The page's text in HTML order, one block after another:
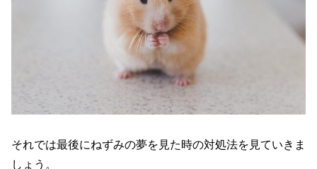
それでは最後にねずみの夢を見た時の対処法を見ていきま
しょう。